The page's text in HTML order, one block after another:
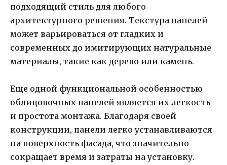
подходящий стиль для любого
архитектурного решения. Текстура панелей
может варьироваться от гладких и
современных до имитирующих натуральные
материалы, такие как дерево или камень.
Еще одной функциональной особенностью
облицовочных панелей является их легкость
и простота монтажа. Благодаря своей
конструкции, панели легко устанавливаются
на поверхность фасада, что значительно
сокращает время и затраты на установку.